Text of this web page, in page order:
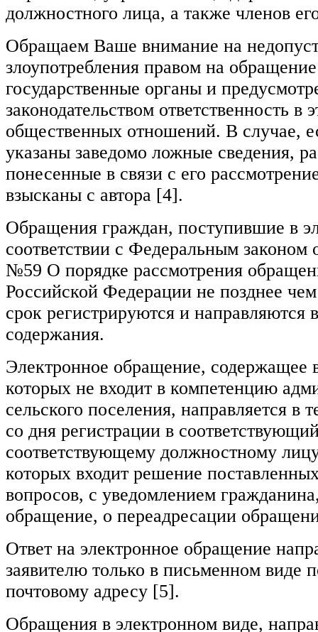
должностного лица, а также членов
Обращаем Ваше внимание на
злоупотребления правом на
государственные органы и
законодательством ответственность в
общественных отношений. В случае,
указаны заведомо ложные сведения,
понесенные в связи с его
взысканы с автора [4].
Обращения граждан, поступившие в
соответствии с Федеральным
№59 О порядке рассмотрения
Российской Федерации не позднее
срок регистрируются и направляются
содержания.
Электронное обращение, содержащее
которых не входит в компетенцию
сельского поселения, направляется в
со дня регистрации в
соответствующему должностному
которых входит решение
вопросов, с уведомлением
обращение, о переадресации
Ответ на электронное обращение
заявителю только в письменном виде
почтовому адресу [5].
Обращения в электронном виде,